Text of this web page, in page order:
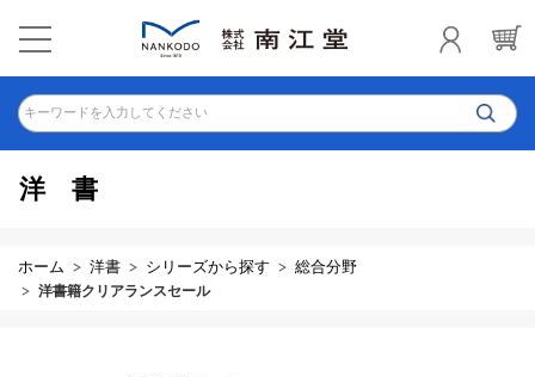
キーワードを入力してください
洋書
ホーム 洋書 シリーズから探す 総合分野
洋書籍クリアランスセール